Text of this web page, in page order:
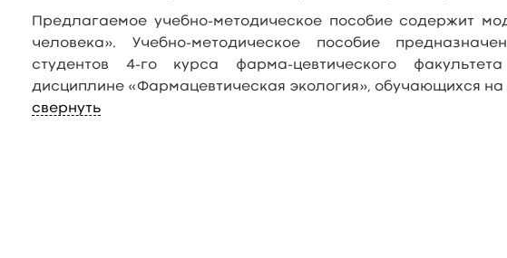
Предлагаемое учебно-методическое пособие содержит
человека». Учебно-методическое пособие
студентов 4-го курса фарма-цевтического
дисциплине «Фармацевтическая экология», обучающихся на
свернуть